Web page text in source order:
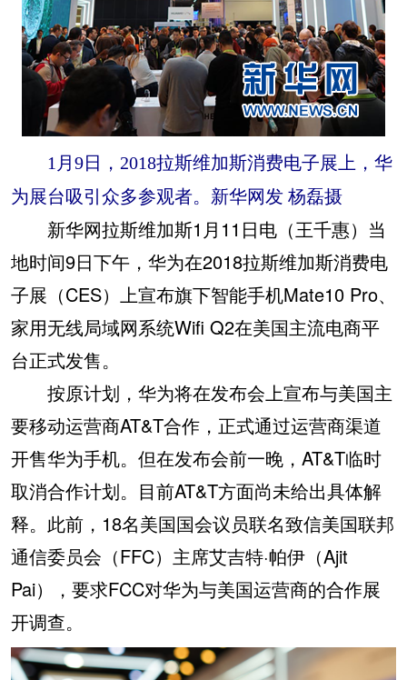
1月9日，2018拉斯维加斯消费电子展上， 华
为展台吸引众多参观者。新华网发 杨磊摄
新华网拉斯维加斯1月11日电（王千惠）当
地时间9日下午，华为在2018拉斯维加斯消费电
子展（CES）上宣布旗下智能手机Mate10 Pro、
家用无线局域网系统Wifi Q2在美国主流电商平
台正式发售。
按原计划，华为将在发布会上宣布与美国主
要移动运营商AT&T合作，正式通过运营商渠道
开售华为手机。但在发布会前一晚，AT&T临时
取消合作计划。目前AT&T方面尚未给出具体解
释。此前，18名美国国会议员联名致信美国联邦
通信委员会（FFC）主席艾吉特·帕伊（Ajit
Pai），要求FCC对华为与美国运营商的合作展
开调查。